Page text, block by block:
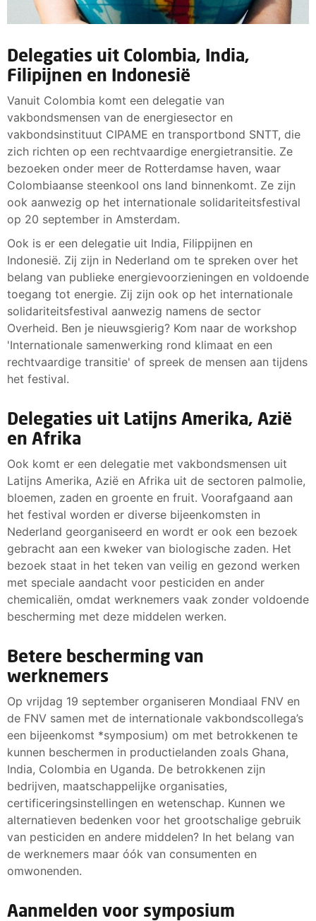
Delegaties uit Colombia, India,
Filipijnen en Indonesië
Vanuit Colombia komt een delegatie van
vakbondsmensen van de energiesector en
vakbondsinstituut CIPAME en transportbond SNTT, die
zich richten op een rechtvaardige energietransitie. Ze
bezoeken onder meer de Rotterdamse haven, waar
Colombiaanse steenkool ons land binnenkomt. Ze zijn
ook aanwezig op het internationale solidariteitsfestival
op 20 september in Amsterdam.
Ook is er een delegatie uit India, Filippijnen en
Indonesië. Zij zijn in Nederland om te spreken over het
belang van publieke energievoorzieningen en voldoende
toegang tot energie. Zij zijn ook op het internationale
solidariteitsfestival aanwezig namens de sector
Overheid. Ben je nieuwsgierig? Kom naar de workshop
'Internationale samenwerking rond klimaat en een
rechtvaardige transitie' of spreek de mensen aan tijdens
het festival.
Delegaties uit Latijns Amerika, Azië
en Afrika
Ook komt er een delegatie met vakbondsmensen uit
Latijns Amerika, Azië en Afrika uit de sectoren palmolie,
bloemen, zaden en groente en fruit. Voorafgaand aan
het festival worden er diverse bijeenkomsten in
Nederland georganiseerd en wordt er ook een bezoek
gebracht aan een kweker van biologische zaden. Het
bezoek staat in het teken van veilig en gezond werken
met speciale aandacht voor pesticiden en ander
chemicaliën, omdat werknemers vaak zonder voldoende
bescherming met deze middelen werken.
Betere bescherming van
werknemers
Op vrijdag 19 september organiseren Mondiaal FNV en
de FNV samen met de internationale vakbondscollega’s
een bijeenkomst *symposium) om met betrokkenen te
kunnen beschermen in productielanden zoals Ghana,
India, Colombia en Uganda. De betrokkenen zijn
bedrijven, maatschappelijke organisaties,
certificeringsinstellingen en wetenschap. Kunnen we
alternatieven bedenken voor het grootschalige gebruik
van pesticiden en andere middelen? In het belang van
de werknemers maar óók van consumenten en
omwonenden.
Aanmelden voor symposium